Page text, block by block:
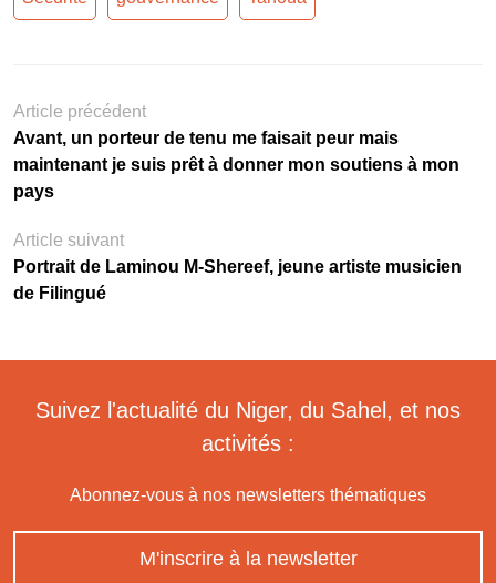
Article précédent
Avant, un porteur de tenu me faisait peur mais
maintenant je suis prêt à donner mon soutiens à mon
pays
Article suivant
Portrait de Laminou M-Shereef, jeune artiste musicien
de Filingué
Suivez l'actualité du Niger, du Sahel, et nos
activités :
Abonnez-vous à nos newsletters thématiques
M'inscrire à la newsletter